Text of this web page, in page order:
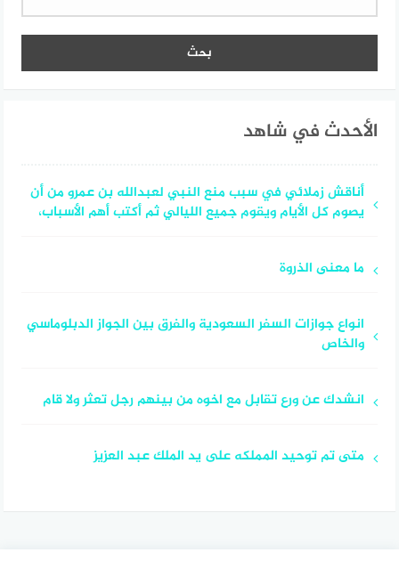
الأحدث في شاهد
أناقش زملائي في سبب منع النبي لعبدالله بن عمرو من أن
يصوم كل الأيام ويقوم جميع الليالي ثم أكتب أهم الأسباب،
ما معنى الذروة
انواع جوازات السفر السعودية والفرق بين الجواز الدبلوماسي
والخاص
انشدك عن ورع تقابل مع اخوه من بينهم رجل تعثر ولا قام
متى تم توحيد المملكه على يد الملك عبد العزيز